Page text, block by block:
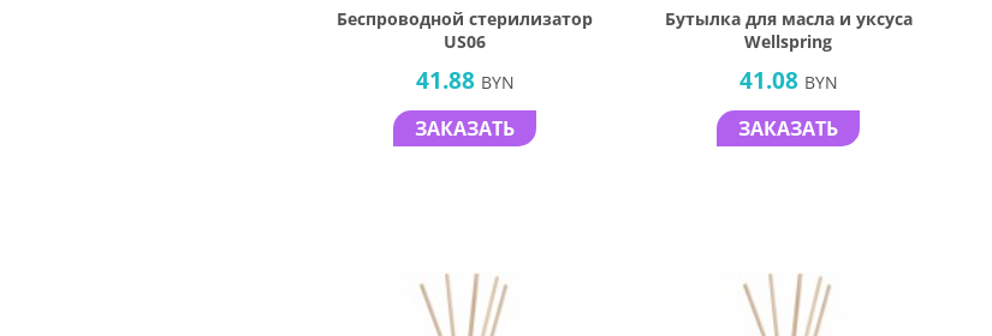
Беспроводной стерилизатор
US06
41.88 BYN
ЗАКАЗАТЬ
Бутылка для масла и уксуса
Wellspring
41.08 BYN
ЗАКАЗАТЬ